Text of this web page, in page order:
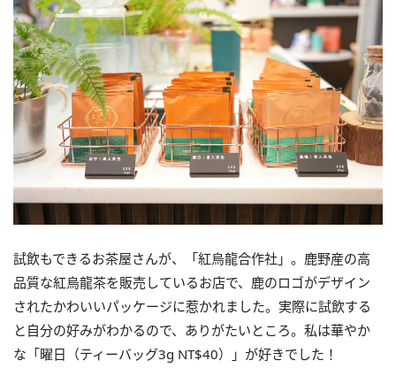
試飲もできるお茶屋さんが、「紅烏龍合作社」。鹿野産の高
品質な紅烏龍茶を販売しているお店で、鹿のロゴがデザイン
されたかわいいパッケージに惹かれました。実際に試飲する
と自分の好みがわかるので、ありがたいところ。私は華やか
な「曜日（ティーバッグ3g NT$40）」が好きでした！